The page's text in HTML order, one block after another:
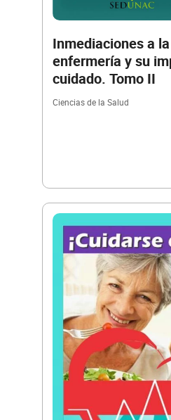
Inmediaciones a
enfermería y su
cuidado. Tomo II
Ciencias de la Salud